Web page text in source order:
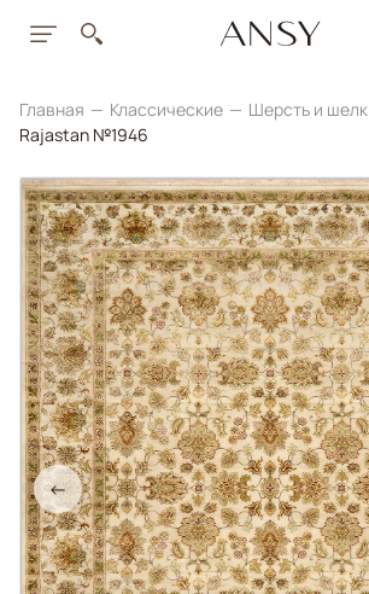
Главная Классические Шерсть и шелк
Rajastan №1946
←